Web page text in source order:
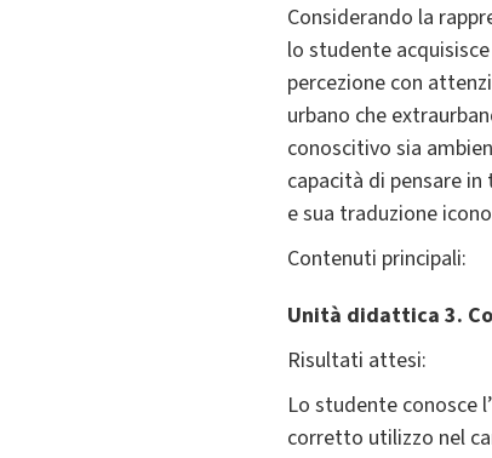
Considerando la
lo studente
percezione con
urbano che
conoscitivo sia
capacità di pensare
e sua traduzione
Contenuti principali:
Unità didattica 3.
Risultati attesi:
Lo studente conosce
corretto utilizzo nel